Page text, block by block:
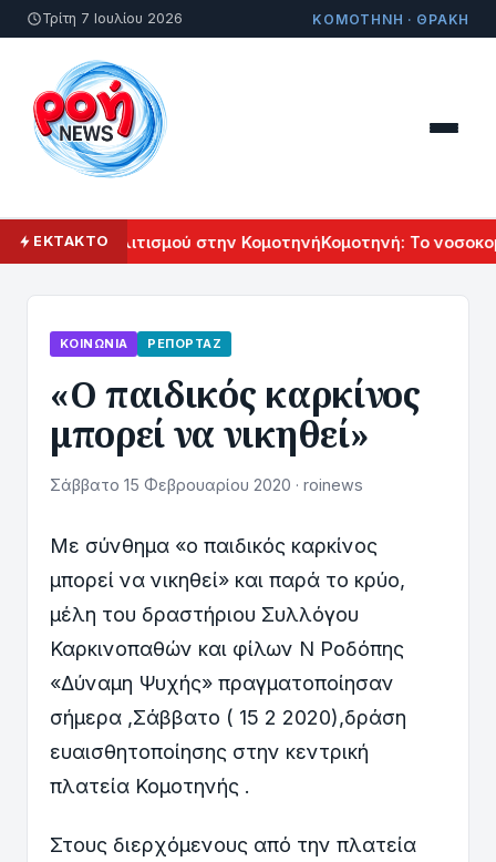
Τρίτη 7 Ιουλίου 2026 ΚΟΜΟΤΗΝΗ · ΘΡΑΚΗ
ΕΚΤΑΚΤΟΠολιτισμού στην ΚομοτηνήΚομοτηνή: Το
ΚΟΙΝΩΝΊΑ ΡΕΠΟΡΤΆΖ
«Ο παιδικός καρκίνος
μπορεί να νικηθεί»
Σάββατο 15 Φεβρουαρίου 2020 · roinews
Με σύνθημα «ο παιδικός καρκίνος
μπορεί να νικηθεί» και παρά το κρύο,
μέλη του δραστήριου Συλλόγου
Καρκινοπαθών και φίλων Ν Ροδόπης
«Δύναμη Ψυχής» πραγματοποίησαν
σήμερα ,Σάββατο ( 15 2 2020),δράση
ευαισθητοποίησης στην κεντρική
πλατεία Κομοτηνής .
Στους διερχόμενους από την πλατεία